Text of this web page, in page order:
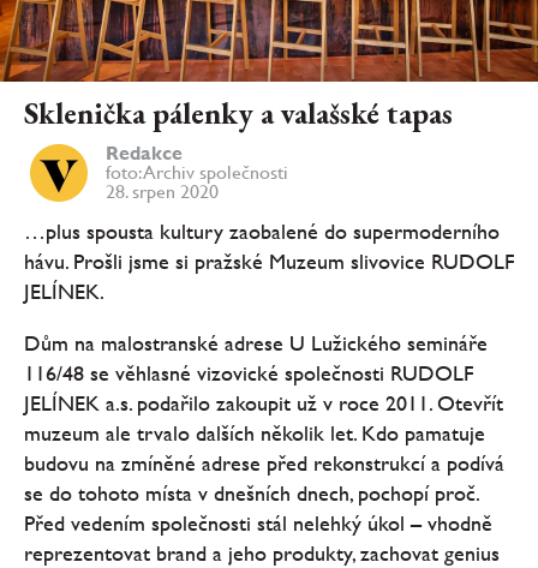
Sklenička pálenky a valašské tapas
Redakce
foto: Archiv společnosti
28. srpen 2020
…plus spousta kultury zaobalené do supermoderního
hávu. Prošli jsme si pražské Muzeum slivovice RUDOLF
JELÍNEK.
Dům na malostranské adrese U Lužického semináře
116/48 se věhlasné vizovické společnosti RUDOLF
JELÍNEK a.s. podařilo zakoupit už v roce 2011. Otevřít
muzeum ale trvalo dalších několik let. Kdo pamatuje
budovu na zmíněné adrese před rekonstrukcí a podívá
se do tohoto místa v dnešních dnech, pochopí proč.
Před vedením společnosti stál nelehký úkol – vhodně
reprezentovat brand a jeho produkty, zachovat genius